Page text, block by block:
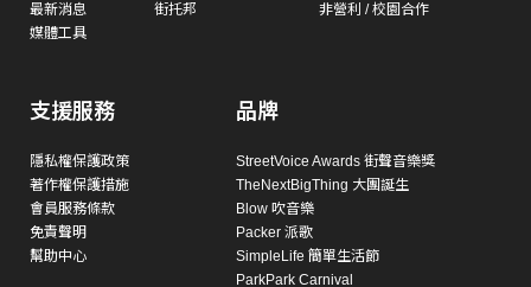
最新消息
媒體工具
街托邦
非營利 / 校園合作
支援服務
隱私權保護政策
著作權保護措施
會員服務條款
免責聲明
幫助中心
品牌
StreetVoice Awards 街聲音樂獎
TheNextBigThing 大團誕生
Blow 吹音樂
Packer 派歌
SimpleLife 簡單生活節
ParkPark Carnival